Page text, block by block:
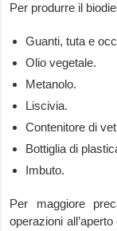
Per produrre il
Guanti, tuta e
Olio vegetale.
Metanolo.
Liscivia.
Contenitore di
Bottiglia di
Imbuto.
Per maggiore
operazioni